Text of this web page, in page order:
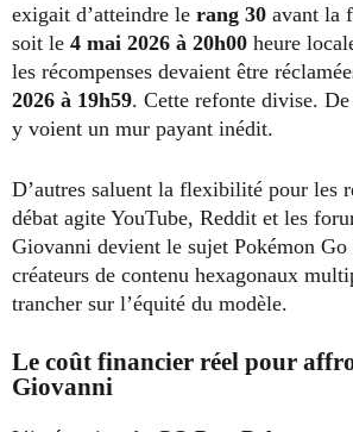
exigait d’atteindre le rang 30 avant la
soit le 4 mai 2026 à 20h00 heure
les récompenses devaient être
2026 à 19h59. Cette refonte divise.
y voient un mur payant inédit.
D’autres saluent la flexibilité pour les
débat agite YouTube, Reddit et les
Giovanni devient le sujet Pokémon Go
créateurs de contenu hexagonaux
trancher sur l’équité du modèle.
Le coût financier réel pour
Giovanni